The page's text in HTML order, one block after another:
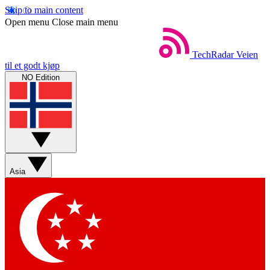
Skip to main content
Open menu Close main menu
TechRadar Veien
til et godt kjøp
NO Edition
Asia